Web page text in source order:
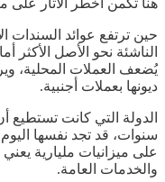
حين ترتفع عوائد السندات
الناشئة نحو الأصل الأكثر
يُضعف العملات المحلية،
ديونها بعملات أجنبية.
الدولة التي كانت تستطيع
سنوات، قد تجد نفسها اليوم
على ميزانيات مليارية
والخدمات العامة.